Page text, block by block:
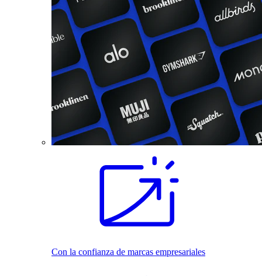
Con la confianza de marcas empresariales